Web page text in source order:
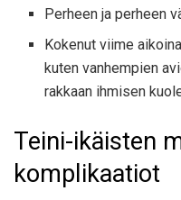
Perheen ja perheen
Kokenut viime
kuten vanhempien
rakkaan ihmisen
Teini-ikäisten
komplikaatiot